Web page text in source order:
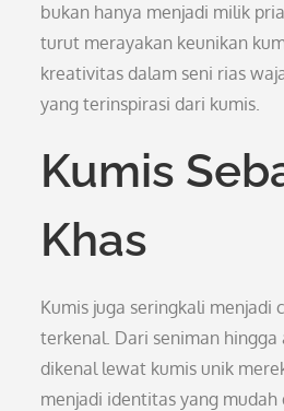
bukan hanya menjadi milik
turut merayakan keunikan
kreativitas dalam seni rias
yang terinspirasi dari kumis.
Kumis
Khas
Kumis juga seringkali menjadi
terkenal. Dari seniman
dikenal lewat kumis unik
menjadi identitas yang mudah